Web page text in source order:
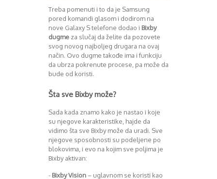
Treba pomenuti i to da je Samsung
pored komandi glasom i dodirom na
nove Galaxy S telefone dodao i Bixby
dugme za slučaj da želite da pozovete
svog novog najboljeg drugara na ovaj
način. Ovo dugme takođe ima i funkciju
da ubrza pokrenute procese, pa može da
bude od koristi.
Šta sve Bixby može?
Sada kada znamo kako je nastao i koje
su njegove karakteristike, hajde da
vidimo šta sve Bixby može da uradi. Sve
njegove sposobnosti su podeljene po
blokovima, i evo na kojim sve poljima je
Bixby aktivan:
- Bixby Vision – uglavnom se koristi kao